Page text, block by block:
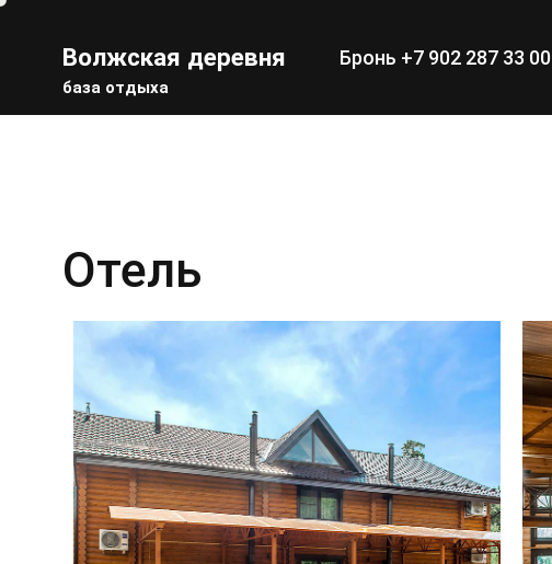
Волжская деревня
база отдыха
Бронь +7 902 287 33 00
Отель